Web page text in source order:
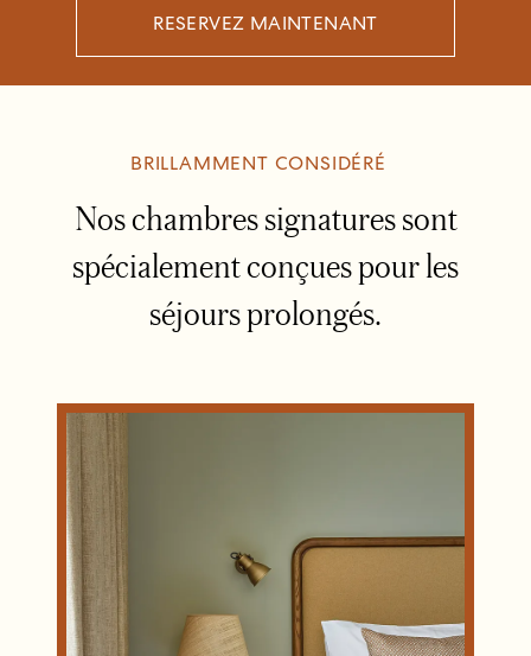
RESERVEZ MAINTENANT
BRILLAMMENT CONSIDÉRÉ
Nos chambres signatures sont
spécialement conçues pour les
séjours prolongés.